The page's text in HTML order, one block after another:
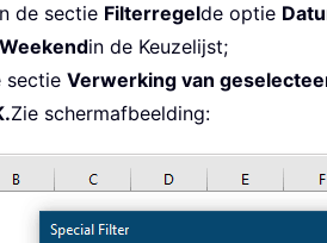
de sectie Filterregelde optie
Weekendin de Keuzelijst;
sectie Verwerking van
Zie schermafbeelding: